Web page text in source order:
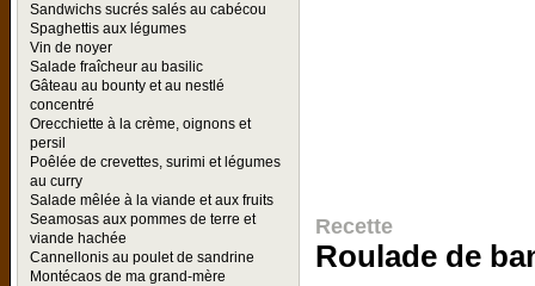
Sandwichs sucrés salés au cabécou
Spaghettis aux légumes
Vin de noyer
Salade fraîcheur au basilic
Gâteau au bounty et au nestlé
concentré
Orecchiette à la crème, oignons et
persil
Poêlée de crevettes, surimi et légumes
au curry
Salade mêlée à la viande et aux fruits
Seamosas aux pommes de terre et
viande hachée
Cannellonis au poulet de sandrine
Montécaos de ma grand-mère
Recette
Roulade de